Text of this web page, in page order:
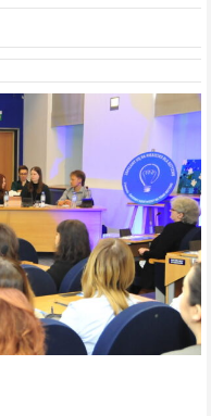
Jabłka
Gminie
Mstów,
przewidziano
moc
atrakcji!